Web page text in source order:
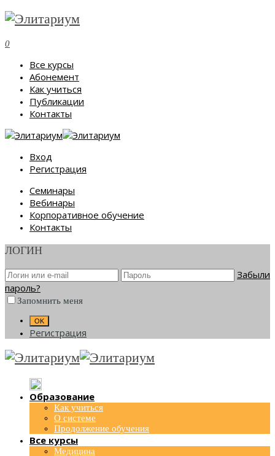
0
Все курсы
Абонемент
Как учиться
Публикации
Контакты
Вход
Регистрация
Семинары
Вебинары
Корпоративное обучение
Контакты
ЛОГИН
Забыли
пароль?
Запомнить меня
Регистрация
Образование
Как учиться
О системе
Продолжение обучения
Все курсы
Медицина